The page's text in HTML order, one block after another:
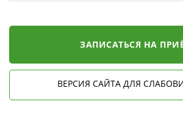
ЗАПИСАТЬСЯ НА
ВЕРСИЯ САЙТА ДЛЯ